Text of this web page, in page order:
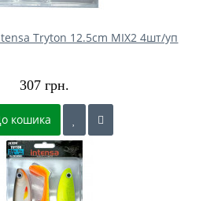
Tryton 12.5cm MIX2 4шт/уп
307 грн.
кошика